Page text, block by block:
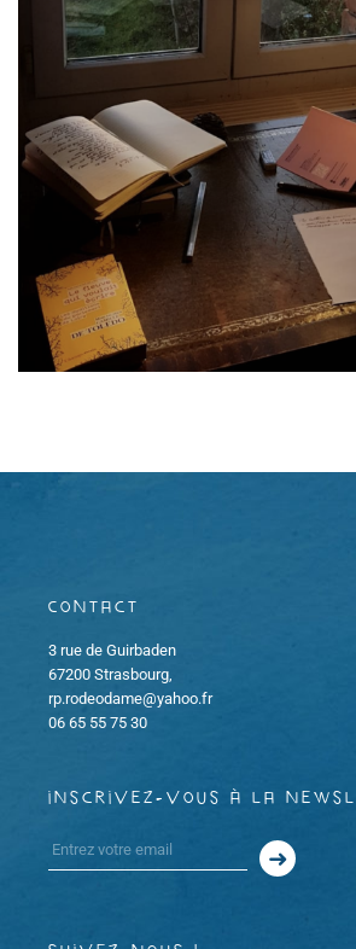
Contact
3 rue de Guirbaden
67200 Strasbourg,
rp.rodeodame@yahoo.fr
06 65 55 75 30
inscrivez-vous à la